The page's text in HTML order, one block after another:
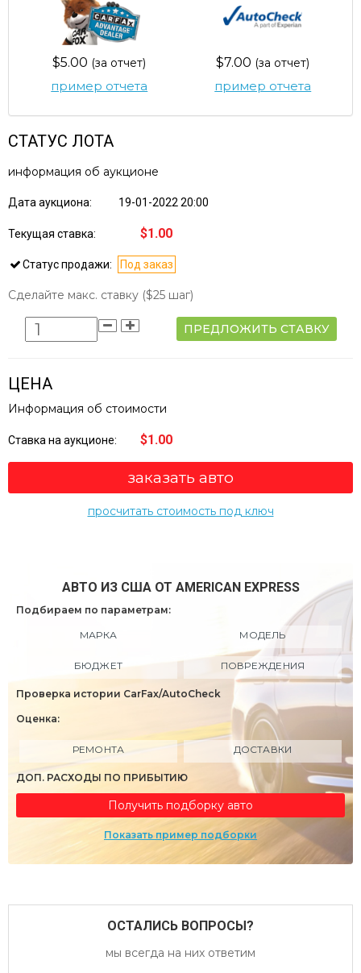
$5.00 (за отчет)
пример отчета
$7.00 (за отчет)
пример отчета
СТАТУС ЛОТА
информация об аукционе
Дата аукциона: 19-01-2022 20:00
Текущая ставка: $1.00
Статус продажи: Под заказ
Сделайте макс. ставку ($25 шаг)
ПРЕДЛОЖИТЬ СТАВКУ
ЦЕНА
Информация об стоимости
Ставка на аукционе: $1.00
заказать авто
просчитать стоимость под ключ
АВТО ИЗ США ОТ AMERICAN EXPRESS
Подбираем по параметрам:
МАРКА МОДЕЛЬ
БЮДЖЕТ ПОВРЕЖДЕНИЯ
Проверка истории CarFax/AutoCheck
Оценка:
РЕМОНТА ДОСТАВКИ
ДОП. РАСХОДЫ ПО ПРИБЫТИЮ
Получить подборку авто
Показать пример подборки
ОСТАЛИСЬ ВОПРОСЫ?
мы всегда на них ответим